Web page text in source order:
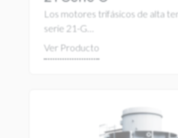
Los motores trifásicos de alta
serie 21-G…